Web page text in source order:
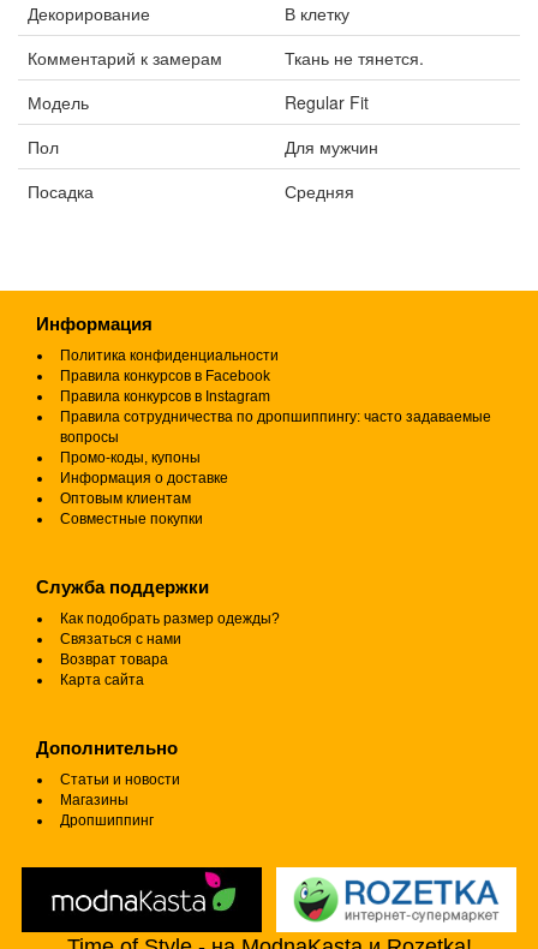
Декорирование
В клетку
Комментарий к замерам
Ткань не тянется.
Модель
Regular Fit
Пол
Для мужчин
Посадка
Средняя
Информация
Политика конфиденциальности
Правила конкурсов в Facebook
Правила конкурсов в Instagram
Правила сотрудничества по дропшиппингу: часто задаваемые
вопросы
Промо-коды, купоны
Информация о доставке
Оптовым клиентам
Совместные покупки
Служба поддержки
Как подобрать размер одежды?
Связаться с нами
Возврат товара
Карта сайта
Дополнительно
Статьи и новости
Магазины
Дропшиппинг